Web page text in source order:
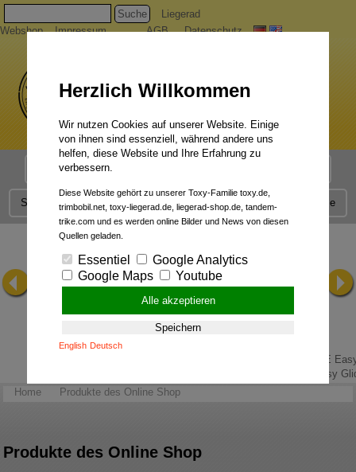
Suche
Liegerad
Webshop
Impressum AGB Datenschutz
Liegerad Modelle
Service Qualität Liegerad News Kontakt Presse
Easy
Home
Produkte des Online Shop
Produkte des Online Shop
Herzlich Willkommen
Wir nutzen Cookies auf unserer Website. Einige
von ihnen sind essenziell, während andere uns
helfen, diese Website und Ihre Erfahrung zu
verbessern.
Diese Website gehört zu unserer Toxy-Familie toxy.de,
trimbobil.net, toxy-liegerad.de, liegerad-shop.de, tandem-
trike.com und es werden online Bilder und News von diesen
Quellen geladen.
Essentiel
Google Analytics
Google Maps
Youtube
Alle akzeptieren
Speichern
English Deutsch